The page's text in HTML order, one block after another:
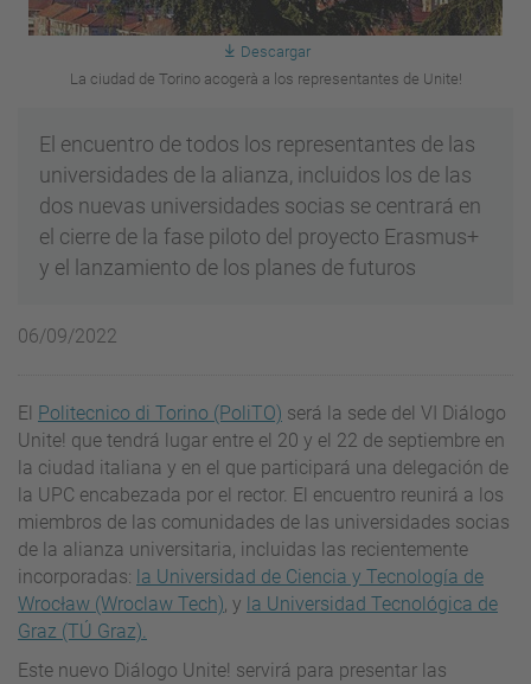
Descargar
La ciudad de Torino acogerà a los representantes de Unite!
El encuentro de todos los representantes de las
universidades de la alianza, incluidos los de las
dos nuevas universidades socias se centrará en
el cierre de la fase piloto del proyecto Erasmus+
y el lanzamiento de los planes de futuros
06/09/2022
El Politecnico di Torino (PoliTO) será la sede del VI Diálogo
Unite! que tendrá lugar entre el 20 y el 22 de septiembre en
la ciudad italiana y en el que participará una delegación de
la UPC encabezada por el rector. El encuentro reunirá a los
miembros de las comunidades de las universidades socias
de la alianza universitaria, incluidas las recientemente
incorporadas: la Universidad de Ciencia y Tecnología de
Wrocław (Wroclaw Tech), y la Universidad Tecnológica de
Graz (TÚ Graz).
Este nuevo Diálogo Unite! servirá para presentar las